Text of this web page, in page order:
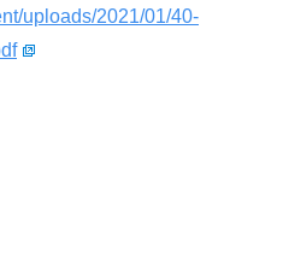
uploads/2021/01/40-